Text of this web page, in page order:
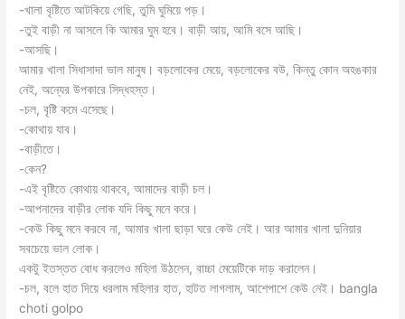
-খালা বৃষ্টিতে আটকিয়ে গেছি, তুমি ঘুমিয়ে পড়।
-তুই বাড়ী না আসলে কি আমার ঘুম হবে। বাড়ী আয়, আমি বসে আছি।
-আসছি।
আমার খালা সিধাসাদা ভাল মানুষ। বড়লোকের মেয়ে, বড়লোকের বউ, কিন্তু কোন অহঙকার
নেই, অন্যের উপকারে সিদ্ধহস্ত।
-চল, বৃষ্টি কমে এসেছে।
-কোথায় যাব।
-বাড়ীতে।
-কেন?
-এই বৃষ্টিতে কোথায় থাকবে, আমাদের বাড়ী চল।
-আপনাদের বাড়ীর লোক যদি কিছু মনে করে।
-কেউ কিছু মনে করবে না, আমার খালা ছাড়া ঘরে কেউ নেই। আর আমার খালা দুনিয়ার
সবচেয়ে ভাল লোক।
একটু ইতস্তত বোধ করলেও মহিলা উঠলেন, বাচ্চা মেয়েটিকে দাড় করালেন।
-চল, বলে হাত দিয়ে ধরলাম মহিলার হাত, হাটত লাগলাম, আশেপাশে কেউ নেই। bangla
choti golpo